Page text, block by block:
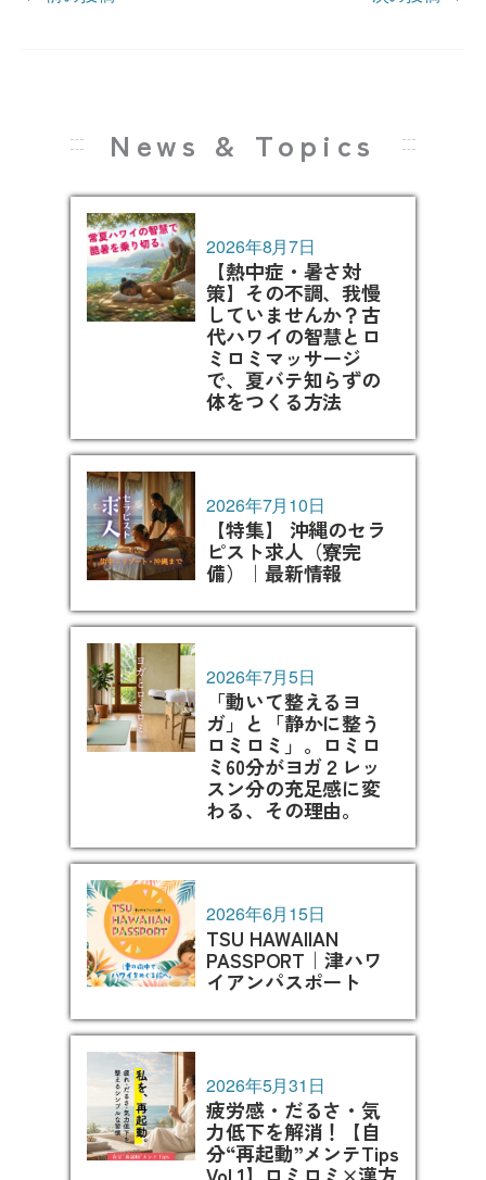
News & Topics
【熱中症・暑さ対
策】その不調、我慢
していませんか？古
代ハワイの智慧とロ
ミロミマッサージ
で、夏バテ知らずの
体をつくる方法
2026年8月7日
【特集】 沖縄のセラ
ピスト求人（寮完
備）｜最新情報
2026年7月10日
「動いて整えるヨ
ガ」と「静かに整う
ロミロミ」。ロミロ
ミ60分がヨガ２レッ
スン分の充足感に変
わる、その理由。
2026年7月5日
TSU HAWAIIAN
PASSPORT｜津ハワ
イアンパスポート
2026年6月15日
疲労感・だるさ・気
力低下を解消！【自
分“再起動”メンテTips
2026年5月31日